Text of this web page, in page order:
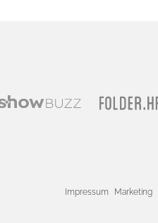
Impressum Marketing